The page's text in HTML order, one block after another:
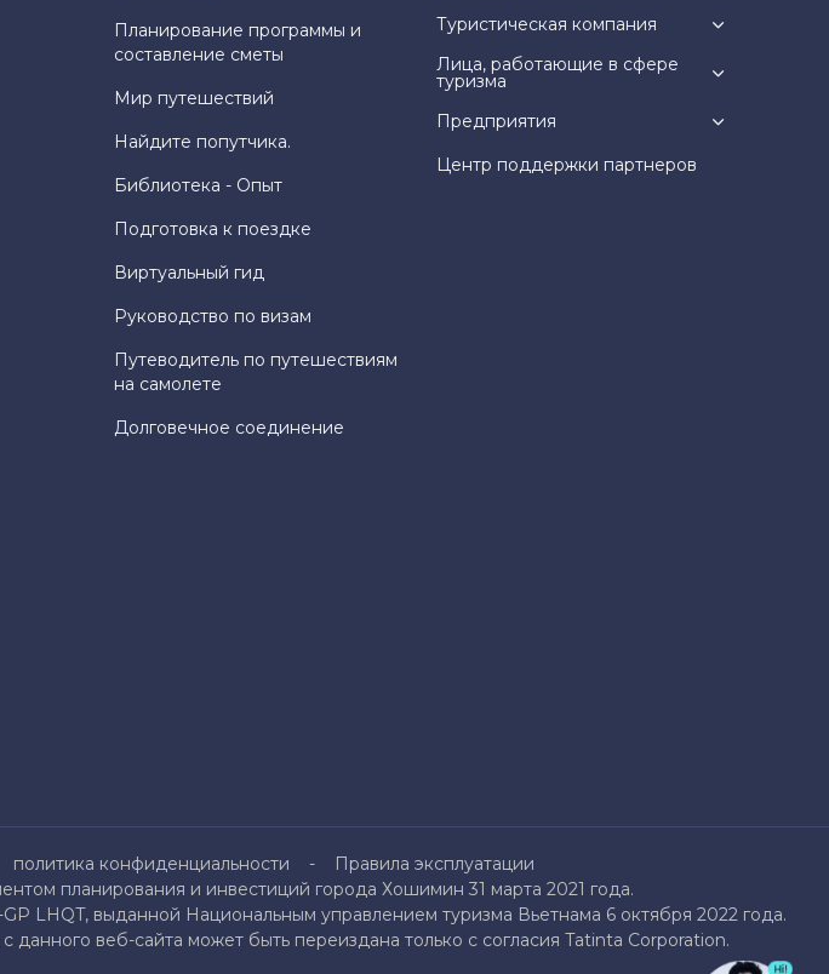
Планирование программы и
составление сметы
Мир путешествий
Найдите попутчика.
Библиотека - Опыт
Подготовка к поездке
Виртуальный гид
Руководство по визам
Путеводитель по путешествиям
на самолете
Долговечное соединение
Туристическая компания
Лица, работающие в сфере
туризма
Предприятия
Центр поддержки партнеров
политика конфиденциальности
Правила эксплуатации
планирования и инвестиций города Хошимин 31 марта 2021 года.
LHQT, выданной Национальным управлением туризма Вьетнама 6 октября 2022 года.
веб-сайта может быть переиздана только с согласия Tatinta Corporation.